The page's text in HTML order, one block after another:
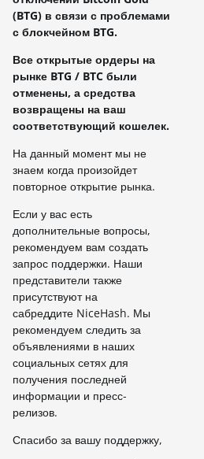
(BTG) в связи с проблемами
с блокчейном BTG.
Все открытые ордеры на
рынке BTG / BTC были
отменены, а средства
возвращены на ваш
соответствующий кошелек.
На данный момент мы не
знаем когда произойдет
повторное открытие рынка.
Если у вас есть
дополнительные вопросы,
рекомендуем вам создать
запрос поддержки. Наши
представители также
присутствуют на
сабреддите NiceHash. Мы
рекомендуем следить за
объявлениями в наших
социальных сетях для
получения последней
информации и пресс-
релизов.
Спасибо за вашу поддержку,